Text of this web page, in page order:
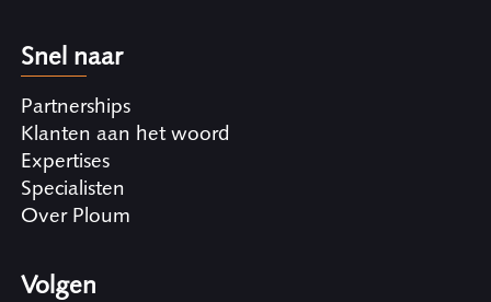
Snel naar
Partnerships
Klanten aan het woord
Expertises
Specialisten
Over Ploum
Volgen